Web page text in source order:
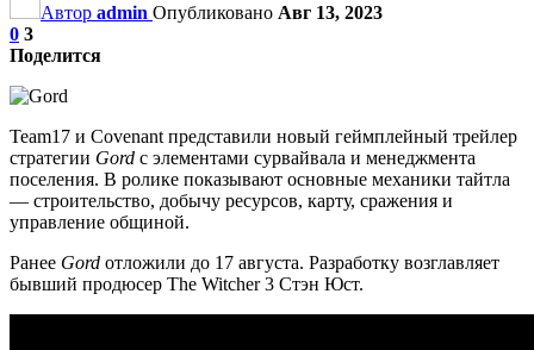
Автор admin Опубликовано Авг 13, 2023
0 3
Поделится
Team17 и Covenant представили новый геймплейный трейлер
стратегии Gord с элементами сурвайвала и менеджмента
поселения. В ролике показывают основные механики тайтла
— строительство, добычу ресурсов, карту, сражения и
управление общиной.
Ранее Gord отложили до 17 августа. Разработку возглавляет
бывший продюсер The Witcher 3 Стэн Юст.